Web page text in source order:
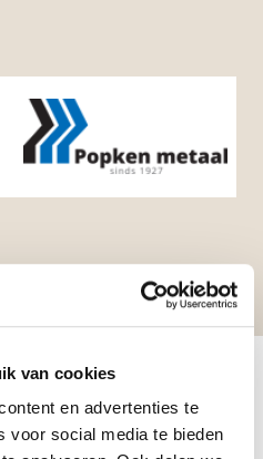
van cookies
en advertenties te
voor social media te bieden
Beleggingen B.V.
has acquired 100% of